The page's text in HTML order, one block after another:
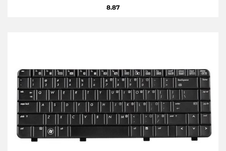
8.87